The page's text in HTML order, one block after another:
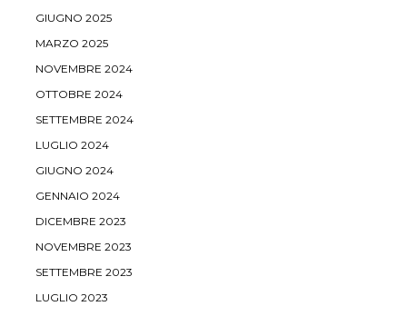
GIUGNO 2025
MARZO 2025
NOVEMBRE 2024
OTTOBRE 2024
SETTEMBRE 2024
LUGLIO 2024
GIUGNO 2024
GENNAIO 2024
DICEMBRE 2023
NOVEMBRE 2023
SETTEMBRE 2023
LUGLIO 2023